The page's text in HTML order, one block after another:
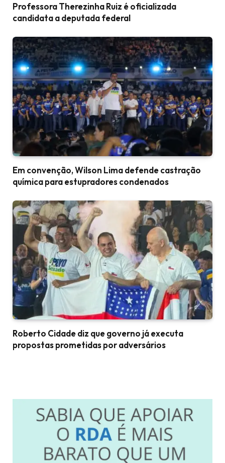
Professora Therezinha Ruiz é oficializada
candidata a deputada federal
Em convenção, Wilson Lima defende castração
química para estupradores condenados
Roberto Cidade diz que governo já executa
propostas prometidas por adversários